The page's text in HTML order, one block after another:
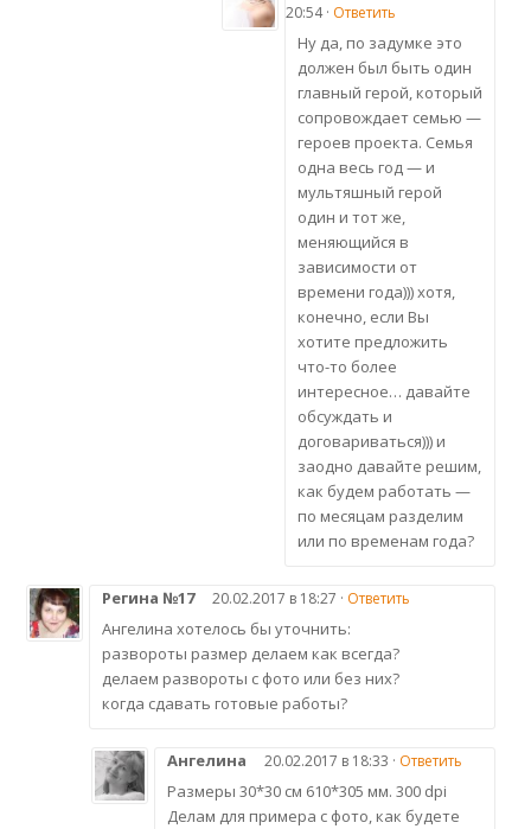
20:54 · Ответить
Ну да, по задумке это
должен был быть один
главный герой, который
сопровождает семью —
героев проекта. Семья
одна весь год — и
мультяшный герой
один и тот же,
меняющийся в
зависимости от
времени года))) хотя,
конечно, если Вы
хотите предложить
что-то более
интересное… давайте
обсуждать и
договариваться))) и
заодно давайте решим,
как будем работать —
по месяцам разделим
или по временам года?
Регина №17 20.02.2017 в 18:27 · Ответить
Ангелина хотелось бы уточнить:
развороты размер делаем как всегда?
делаем развороты с фото или без них?
когда сдавать готовые работы?
Ангелина 20.02.2017 в 18:33 · Ответить
Размеры 30*30 см 610*305 мм. 300 dpi
Делам для примера с фото, как будете